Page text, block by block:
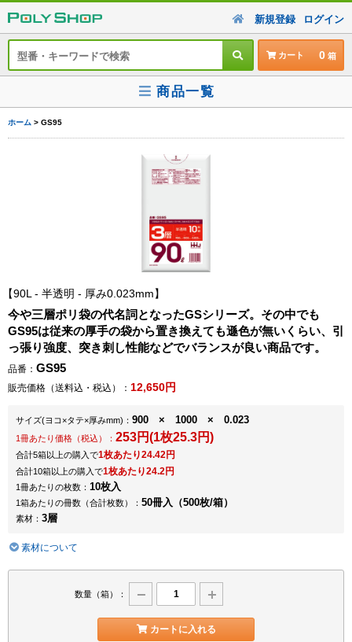
新規登録 ログイン
カート 0
商品一覧
ホーム > GS95
90L - 半透明 - 厚み0.023mm
今や三層ポリ袋の代名詞となったGSシリーズ。その中でも
GS95は従来の厚手の袋から置き換えても遜色が無いくらい、引
っ張り強度、突き刺し性能などでバランスが良い商品です。
品番： GS95
販売価格（送料込・税込）： 12,650円
サイズ(ヨコ×タテ×厚みmm) ： 900 × 1000 × 0.023
1冊あたり価格（税込）： 253円(1枚25.3円)
合計5箱以上の購入で1枚あたり24.42円
合計10箱以上の購入で1枚あたり24.2円
1冊あたりの枚数： 10枚入
1箱あたりの冊数（合計枚数）： 50冊入（500枚/箱）
素材： 3層
素材について
数量（箱）：
カートに入れる